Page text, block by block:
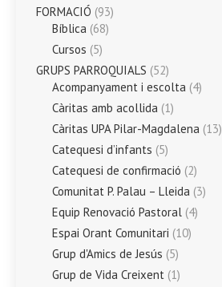
FORMACIÓ (93)
Bíblica (68)
Cursos (5)
GRUPS PARROQUIALS (52)
Acompanyament i escolta (4)
Càritas amb acollida (1)
Càritas UPA Pilar-Magdalena (13)
Catequesi d’infants (5)
Catequesi de confirmació (2)
Comunitat P. Palau – Lleida (3)
Equip Renovació Pastoral (4)
Espai Orant Comunitari (10)
Grup d'Amics de Jesús (5)
Grup de Vida Creixent (1)